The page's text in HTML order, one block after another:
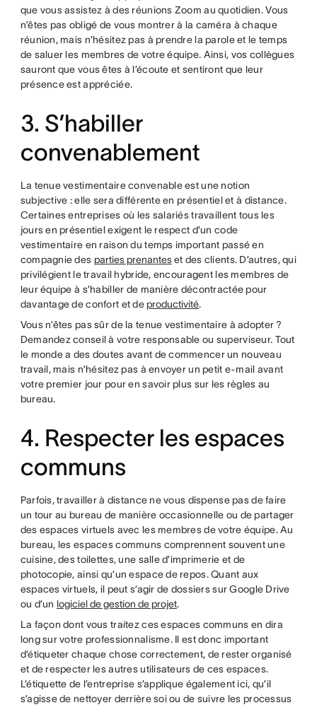
que vous assistez à des réunions Zoom au quotidien. Vous
n’êtes pas obligé de vous montrer à la caméra à chaque
réunion, mais n’hésitez pas à prendre la parole et le temps
de saluer les membres de votre équipe. Ainsi, vos collègues
sauront que vous êtes à l’écoute et sentiront que leur
présence est appréciée.
3. S’habiller
convenablement
La tenue vestimentaire convenable est une notion
subjective : elle sera différente en présentiel et à distance.
Certaines entreprises où les salariés travaillent tous les
jours en présentiel exigent le respect d’un code
vestimentaire en raison du temps important passé en
compagnie des parties prenanteset des clients. D’autres, qui
privilégient le travail hybride, encouragent les membres de
leur équipe à s’habiller de manière décontractée pour
davantage de confort et de productivité.
Vous n’êtes pas sûr de la tenue vestimentaire à adopter ?
Demandez conseil à votre responsable ou superviseur. Tout
le monde a des doutes avant de commencer un nouveau
travail, mais n’hésitez pas à envoyer un petit e-mail avant
votre premier jour pour en savoir plus sur les règles au
bureau.
4. Respecter les espaces
communs
Parfois, travailler à distance ne vous dispense pas de faire
un tour au bureau de manière occasionnelle ou de partager
des espaces virtuels avec les membres de votre équipe. Au
bureau, les espaces communs comprennent souvent une
cuisine, des toilettes, une salle d’imprimerie et de
photocopie, ainsi qu’un espace de repos. Quant aux
espaces virtuels, il peut s’agir de dossiers sur Google Drive
ou d’un logiciel de gestion de projet.
La façon dont vous traitez ces espaces communs en dira
long sur votre professionnalisme. Il est donc important
d’étiqueter chaque chose correctement, de rester organisé
et de respecter les autres utilisateurs de ces espaces.
L’étiquette de l’entreprise s’applique également ici, qu’il
s’agisse de nettoyer derrière soi ou de suivre les processus